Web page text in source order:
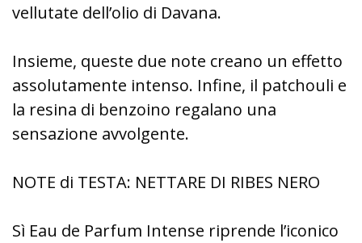
vellutate dell’olio di Davana.
Insieme, queste due note creano un effetto
assolutamente intenso. Infine, il patchouli e
la resina di benzoino regalano una
sensazione avvolgente.
NOTE di TESTA: NETTARE DI RIBES NERO
Sì Eau de Parfum Intense riprende l’iconico